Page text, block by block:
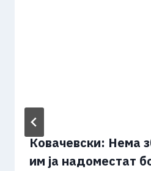
Ковачевски: Нема
им ја надоместат